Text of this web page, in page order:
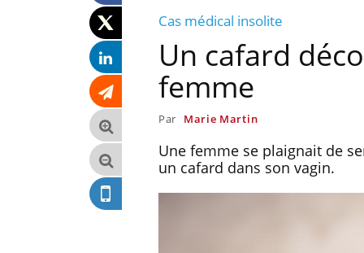
Cas médical insolite
Un cafard
femme
Par Marie Martin
Une femme se plaignait de
un cafard dans son vagin.